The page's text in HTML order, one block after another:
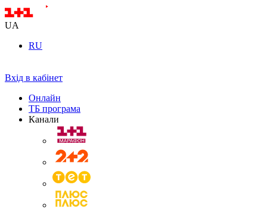
UA
RU
Вхід в кабінет
Онлайн
ТБ програма
Канали